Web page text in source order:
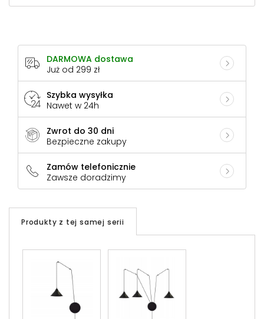
DARMOWA dostawa
Już od 299 zł
Szybka wysyłka
Nawet w 24h
Zwrot do 30 dni
Bezpieczne zakupy
Zamów telefonicznie
Zawsze doradzimy
Produkty z tej samej serii